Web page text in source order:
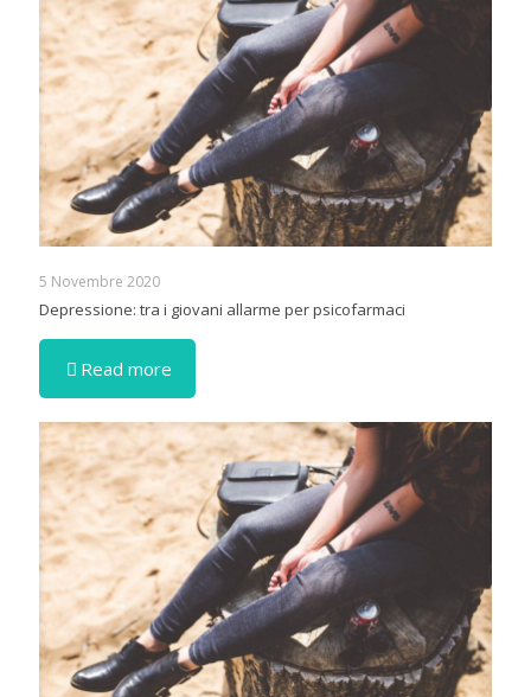
5 Novembre 2020
Depressione: tra i giovani allarme per psicofarmaci
Read more